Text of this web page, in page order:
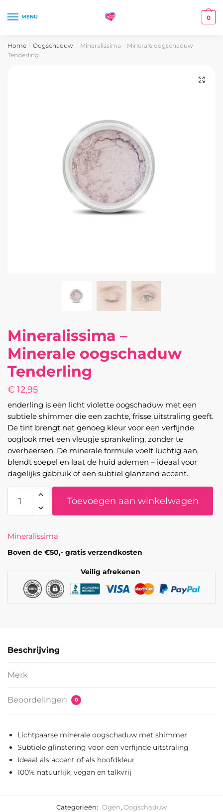
MENU 0
Home Oogschaduw
Mineralissima – Minerale oogschaduw
Tenderling
Mineralissima –
Minerale oogschaduw
Tenderling
€ 12,95
enderling is een licht violette oogschaduw met een
subtiele shimmer die een zachte, frisse uitstraling geeft.
De tint brengt net genoeg kleur voor een verfijnde
ooglook met een vleugje sprankeling, zonder te
overheersen. De minerale formule voelt luchtig aan,
blendt soepel en laat de huid ademen – ideaal voor
dagelijks gebruik of een subtiel glanzend accent.
Mineralissima
Minerale
Tenderling
aantal
Toevoegen aan winkelwagen
Mineralissima
Boven de €50,- gratis verzendkosten
Veilig afrekenen
Beschrijving
Merk
Beoordelingen 0
Lichtpaarse minerale oogschaduw met shimmer
Subtiele glinstering voor een verfijnde uitstraling
Ideaal als accent of als hoofdkleur
100% natuurlijk, vegan en talkvrij
Categorieën: Ogen, Oogschaduw